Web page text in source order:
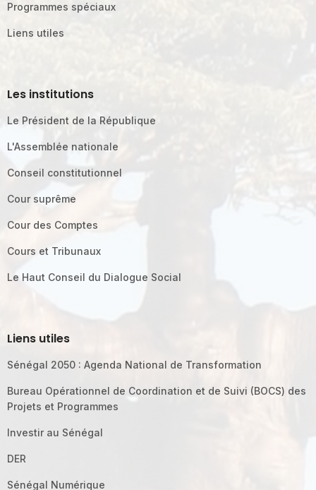
Programmes spéciaux
Liens utiles
Les institutions
Le Président de la République
L'Assemblée nationale
Conseil constitutionnel
Cour suprême
Cour des Comptes
Cours et Tribunaux
Le Haut Conseil du Dialogue Social
Liens utiles
Sénégal 2050 : Agenda National de Transformation
Bureau Opérationnel de Coordination et de Suivi (BOCS) des
Projets et Programmes
Investir au Sénégal
DER
Sénégal Numérique